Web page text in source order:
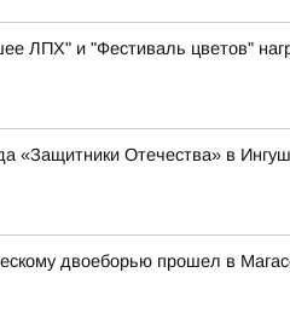
ЛПХ" и "Фестиваль цветов"
«Защитники Отечества» в
двоеборью прошел в